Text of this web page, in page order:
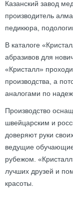
Казанский завод
производитель
педикюра,
В каталоге
абразивов для
«Кристалл»
производства, а
аналогами по
Производство
швейцарским и
доверяют руки
ведущие
рубежом.
лучших друзей и
красоты.